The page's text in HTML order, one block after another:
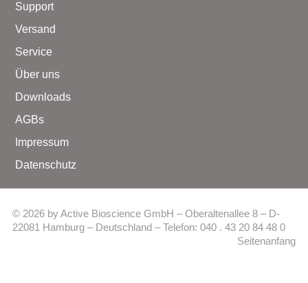
Support
Versand
Service
Über uns
Downloads
AGBs
Impressum
Datenschutz
© 2026 by Active Bioscience GmbH – Oberaltenallee 8 – D-
22081 Hamburg – Deutschland – Telefon: 040 . 43 20 84 48 0
Seitenanfang